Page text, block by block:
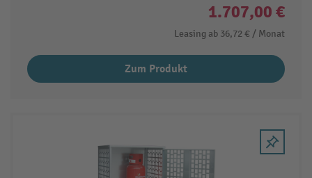
1.707,00 €
Leasing ab 36,72 € / Monat
Zum Produkt